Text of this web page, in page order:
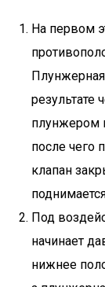
На первом
результате
плунжером
после чего
клапан
Под
начинает
нижнее